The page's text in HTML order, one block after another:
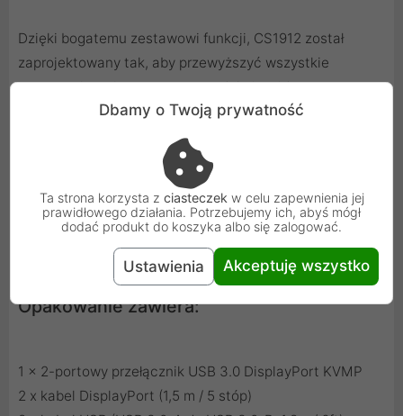
Dzięki bogatemu zestawowi funkcji, CS1912 został
zaprojektowany tak, aby przewyższyć wszystkie
wymagania związane z postprodukcją wideo,
projektowaniem CAD i aplikacjami, które mają duże
zapotrzebowanie na precyzyjną klarowność i duży
transfer danych. CS1912 pozwala na dzielenie się
dźwiękiem z każdego komputera i jakością HD podczas
transmisji przez DisplayPort, aby zaoferować
ekscytujące wrażenia dźwiękowe.
Opakowanie zawiera:
1 x 2-portowy przełącznik USB 3.0 DisplayPort KVMP
2 x kabel DisplayPort (1,5 m / 5 stóp)
Dbamy o Twoją prywatność
Ta strona korzysta z ciasteczek w celu zapewnienia jej
prawidłowego działania. Potrzebujemy ich, abyś mógł
dodać produkt do koszyka albo się zalogować.
Ustawienia Akceptuję wszystko